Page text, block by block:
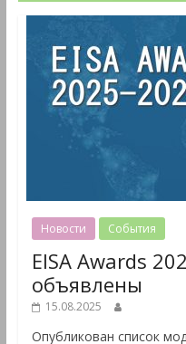
Новости События
EISA Awards
объявлены
15.08.2025
Опубликован список